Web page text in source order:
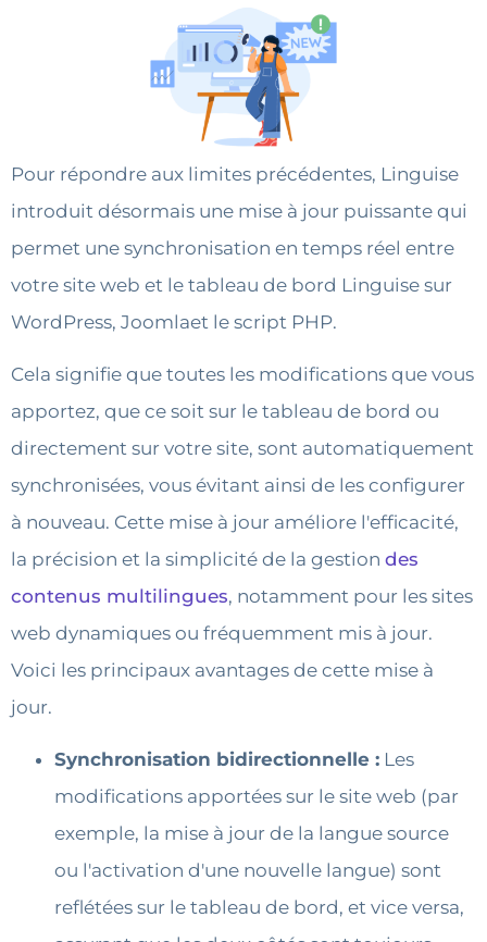
Pour répondre aux limites précédentes, Linguise
introduit désormais une mise à jour puissante qui
permet une synchronisation en temps réel entre
votre site web et le tableau de bord Linguise sur
WordPress, Joomlaet le script PHP.
Cela signifie que toutes les modifications que vous
apportez, que ce soit sur le tableau de bord ou
directement sur votre site, sont automatiquement
synchronisées, vous évitant ainsi de les configurer
à nouveau. Cette mise à jour améliore l'efficacité,
la précision et la simplicité de la gestion des
contenus multilingues, notamment pour les sites
web dynamiques ou fréquemment mis à jour.
Voici les principaux avantages de cette mise à
jour.
Synchronisation bidirectionnelle : Les
modifications apportées sur le site web (par
exemple, la mise à jour de la langue source
ou l'activation d'une nouvelle langue) sont
reflétées sur le tableau de bord, et vice versa,